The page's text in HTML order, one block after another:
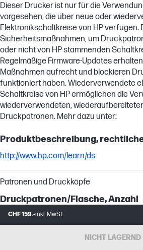
CHF 159.-inkl. MwSt.
NICHT LAGERND
Dieser Drucker ist nur für die
vorgesehen, die über neue oder
Elektronikschaltkreise von HP verfügen.
Sicherheitsmaßnahmen, um
oder nicht von HP stammenden
Regelmäßige Firmware-Updates
Maßnahmen aufrecht und blockieren
funktioniert haben. Wiederverwendete
Schaltkreise von HP ermöglichen die
wiederverwendeten,
Druckpatronen. Mehr dazu unter:
Produktbeschreibung, rechtliche
http://www.hp.com/learn/ds
Patronen und Druckköpfe
Druckpatronen/Flasche, Anzahl
1 (Schwarz)